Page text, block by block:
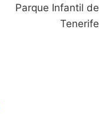
Parque Infantil de
Tenerife